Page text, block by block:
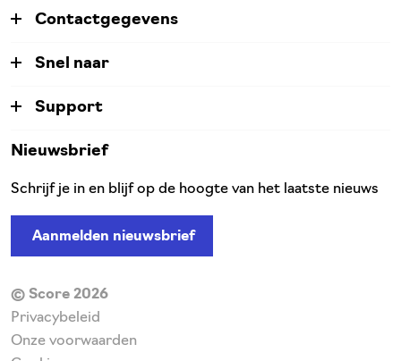
Contactgegevens
Snel naar
Support
Nieuwsbrief
Schrijf je in en blijf op de hoogte van het laatste nieuws
Aanmelden nieuwsbrief
© Score 2026
Privacybeleid
Onze voorwaarden